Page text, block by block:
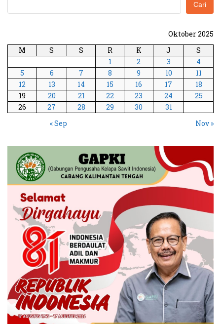
Cari
Oktober 2025
M
S S R K J
S
1
2 3
4
5
6 7 8 9 10
11
12
13 14 15 16 17
18
19
20 21 22 23 24
25
26
27 28 29 30
31
« Sep
Nov »